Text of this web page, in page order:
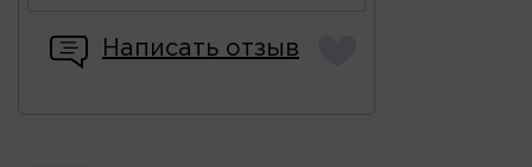
Написать отзыв